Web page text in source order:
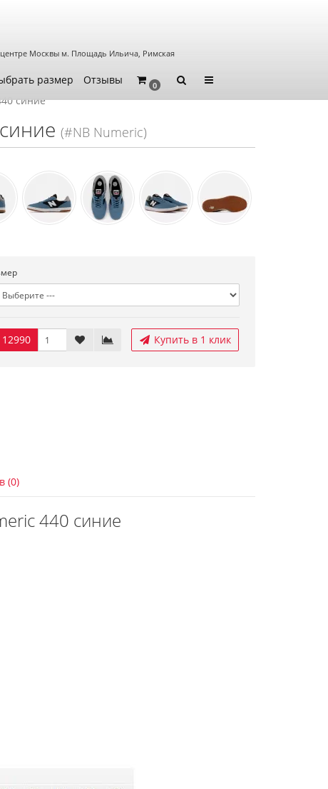
Москвы м. Площадь Ильича, Римская
размер Отзывы 0
синие
(#NB Numeric)
12990 Купить в 1 клик
(0)
440 синие